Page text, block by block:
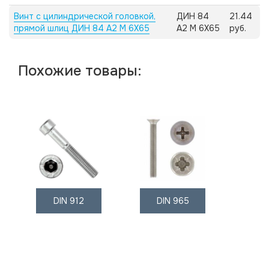
Винт с цилиндрической головкой,
прямой шлиц ДИН 84 А2 M 6X65
ДИН 84
А2 M 6X65
21.44
руб.
Похожие товары:
DIN 912 DIN 965